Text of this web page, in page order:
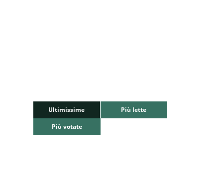
Ultimissime
Più lette
Più votate